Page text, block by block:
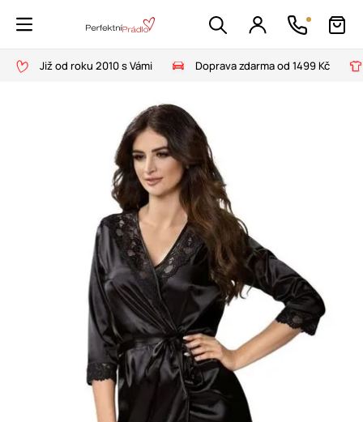
Již od roku 2010 s Vámi Doprava zdarma od 1499 Kč